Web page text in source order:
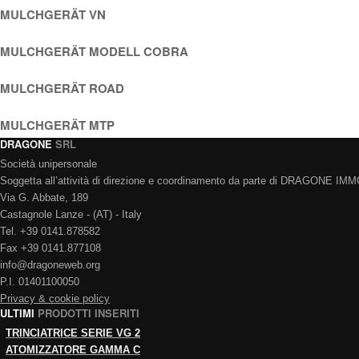
MULCHGERÄT VN
MULCHGERÄT MODELL COBRA
MULCHGERÄT ROAD
MULCHGERÄT MTP
DRAGONE SRL
Società unipersonale
Soggetta all’attività di direzione e coordinamento da parte di DRAGONE
Via G. Abbate, 189
Castagnole Lanze - (AT) - Italy
Tel. +39 0141.878582
Fax +39 0141.877108
info@dragoneweb.org
P.I. 01401100050
Privacy & cookie policy
ULTIMI PRODOTTI INSERITI
TRINCIATRICE SERIE VG 2
ATOMIZZATORE GAMMA C